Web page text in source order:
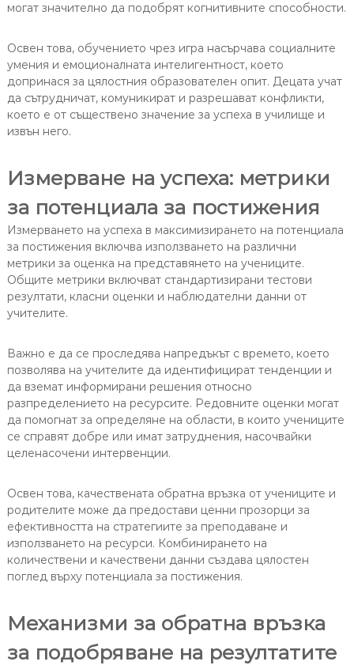
могат значително да подобрят когнитивните способности.
Освен това, обучението чрез игра насърчава социалните
умения и емоционалната интелигентност, което
допринася за цялостния образователен опит. Децата учат
да сътрудничат, комуникират и разрешават конфликти,
което е от съществено значение за успеха в училище и
извън него.
Измерване на успеха: метрики
за потенциала за постижения
Измерването на успеха в максимизирането на потенциала
за постижения включва използването на различни
метрики за оценка на представянето на учениците.
Общите метрики включват стандартизирани тестови
резултати, класни оценки и наблюдателни данни от
учителите.
Важно е да се проследява напредъкът с времето, което
позволява на учителите да идентифицират тенденции и
да вземат информирани решения относно
разпределението на ресурсите. Редовните оценки могат
да помогнат за определяне на области, в които учениците
се справят добре или имат затруднения, насочвайки
целенасочени интервенции.
Освен това, качествената обратна връзка от учениците и
родителите може да предостави ценни прозорци за
ефективността на стратегиите за преподаване и
използването на ресурси. Комбинирането на
количествени и качествени данни създава цялостен
поглед върху потенциала за постижения.
Механизми за обратна връзка
за подобряване на резултатите